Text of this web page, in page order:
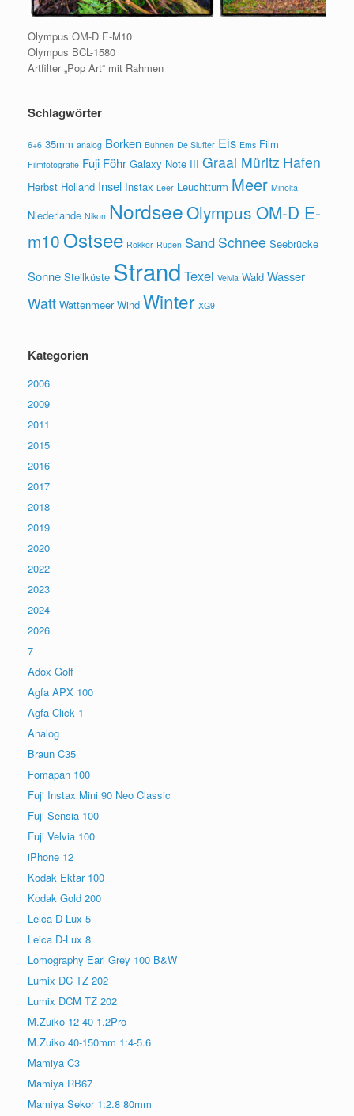
Olympus OM-D E-M10
Olympus BCL-1580
Artfilter „Pop Art“ mit Rahmen
Schlagwörter
6+6 35mm analog Borken Buhnen De Slufter Eis Ems Film
Filmfotografie Fuji Föhr Galaxy Note III Graal Müritz Hafen
Herbst Holland Insel Instax Leer Leuchtturm Meer Minolta
Niederlande Nikon NordseeOlympus OM-D E-
m10 Ostsee Rokkor Rügen Sand Schnee Seebrücke
Sonne Steilküste Strand Texel Velvia Wald Wasser
Watt Wattenmeer Wind Winter XG9
Kategorien
2006
2009
2011
2015
2016
2017
2018
2019
2020
2022
2023
2024
2026
7
Adox Golf
Agfa APX 100
Agfa Click 1
Analog
Braun C35
Fomapan 100
Fuji Instax Mini 90 Neo Classic
Fuji Sensia 100
Fuji Velvia 100
iPhone 12
Kodak Ektar 100
Kodak Gold 200
Leica D-Lux 5
Leica D-Lux 8
Lomography Earl Grey 100 B&W
Lumix DC TZ 202
Lumix DCM TZ 202
M.Zuiko 12-40 1.2Pro
M.Zuiko 40-150mm 1:4-5.6
Mamiya C3
Mamiya RB67
Mamiya Sekor 1:2.8 80mm